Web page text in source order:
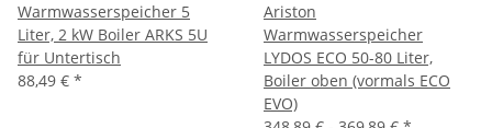
Warmwasserspeicher 5
Liter, 2 kW Boiler ARKS 5U
für Untertisch
88,49 € *
Ariston
Warmwasserspeicher
LYDOS ECO 50-80 Liter,
Boiler oben (vormals ECO
EVO)